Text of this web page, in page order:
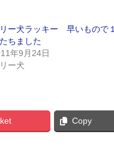
ー犬ラッキー 早いもので１
ちました
年9月24日
ー犬
Copy